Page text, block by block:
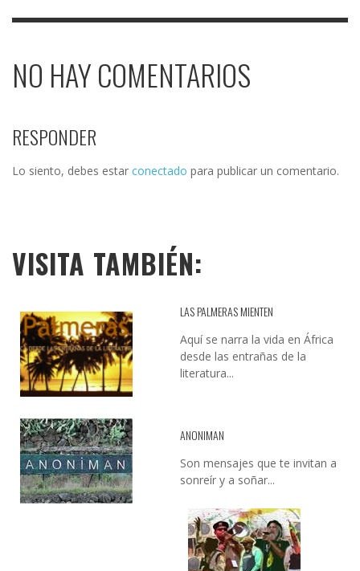
NO HAY COMENTARIOS
RESPONDER
Lo siento, debes estar conectado para publicar un comentario.
VISITA TAMBIÉN:
LAS PALMERAS MIENTEN
Aquí se narra la vida en África
desde las entrañas de la
literatura...
ANONIMAN
Son mensajes que te invitan a
sonreír y a soñar...